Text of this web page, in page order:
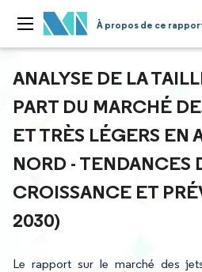
À propos de ce
ANALYSE DE LA
PART DU MARCHÉ
ET TRÈS LÉGERS EN
NORD - TENDANCES
CROISSANCE ET
2030)
Le rapport sur le marché des